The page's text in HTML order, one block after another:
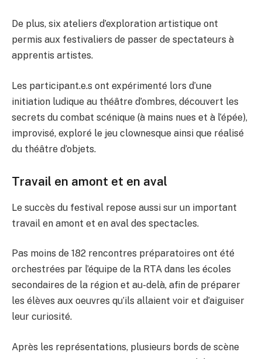
De plus, six ateliers d’exploration artistique ont
permis aux festivaliers de passer de spectateurs à
apprentis artistes.
Les participant.e.s ont expérimenté lors d’une
initiation ludique au théâtre d’ombres, découvert les
secrets du combat scénique (à mains nues et à l’épée),
improvisé, exploré le jeu clownesque ainsi que réalisé
du théâtre d’objets.
Travail en amont et en aval
Le succès du festival repose aussi sur un important
travail en amont et en aval des spectacles.
Pas moins de 182 rencontres préparatoires ont été
orchestrées par l’équipe de la RTA dans les écoles
secondaires de la région et au-delà, afin de préparer
les élèves aux oeuvres qu’ils allaient voir et d’aiguiser
leur curiosité.
Après les représentations, plusieurs bords de scène